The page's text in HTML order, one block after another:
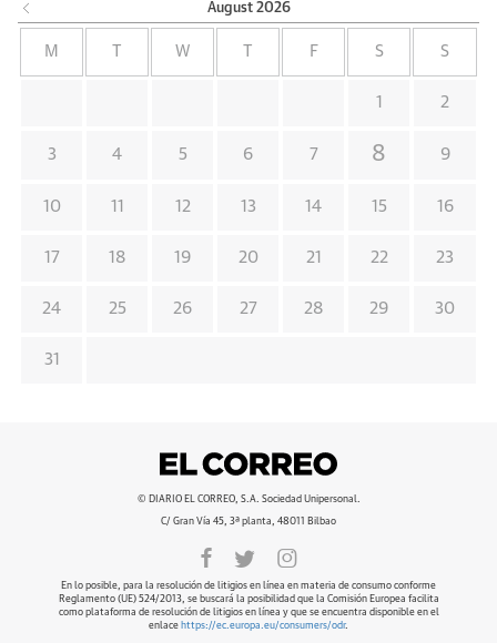
August 2026
M W F S S
1 2
3 4 5 6 7 8 9
10 11 12 13 14 15 16
17 18 19 20 21 22 23
24 25 26 27 28 29 30
31
© DIARIO EL CORREO, S.A. Sociedad Unipersonal.
C/ Gran Vía 45, 3ª planta, 48011 Bilbao
En lo posible, para la resolución de litigios en línea en materia de consumo conforme
Reglamento (UE) 524/2013, se buscará la posibilidad que la Comisión Europea facilita
como plataforma de resolución de litigios en línea y que se encuentra disponible en el
enlace https://ec.europa.eu/consumers/odr.